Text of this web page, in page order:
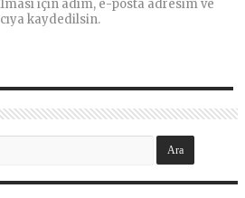
için adım, e-posta adresim ve
kaydedilsin.